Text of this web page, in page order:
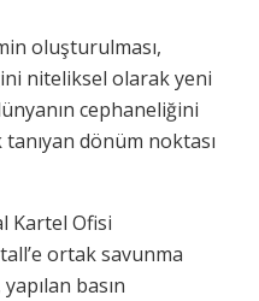
oluşturulması,
niteliksel olarak yeni
cephaneliğini
dönüm noktası
Kartel Ofisi
ortak savunma
basın